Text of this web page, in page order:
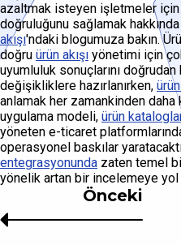
azaltmak isteyen işletmeler
doğruluğunu sağlamak
akışı'ndaki blogumuza bakın.
doğru ürün akışı yönetimi için
uyumluluk sonuçlarını
değişikliklere hazırlanırken,
anlamak her zamankinden
uygulama modeli, ürün
yöneten e-ticaret
operasyonel baskılar
entegrasyonunda zaten temel
yönelik artan bir incelemeye yol
Önceki